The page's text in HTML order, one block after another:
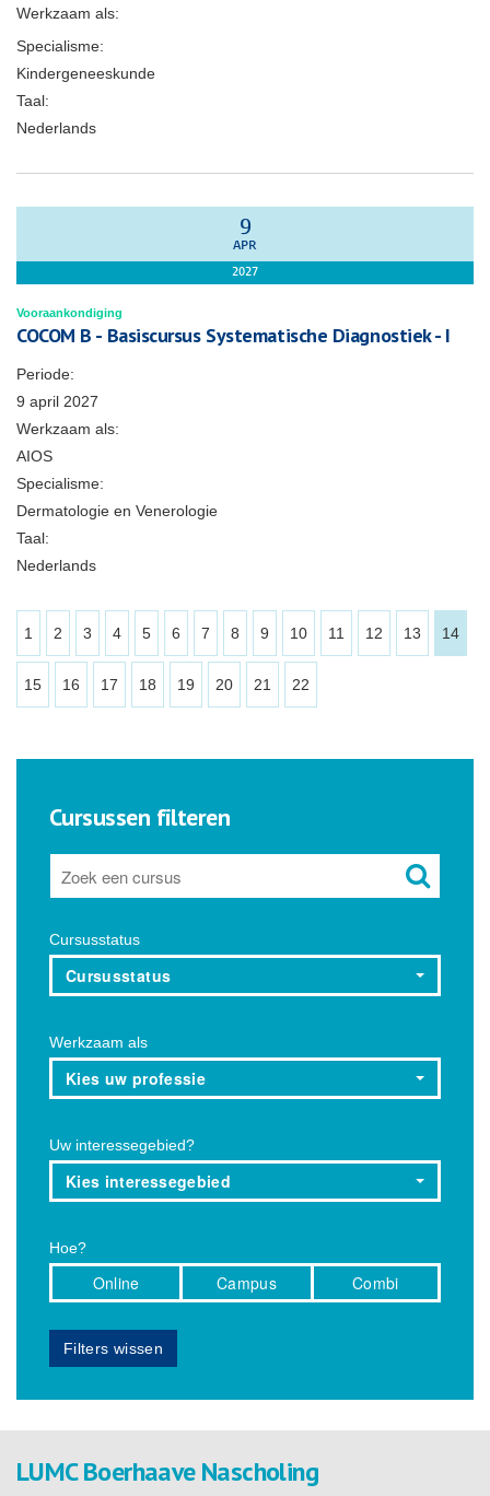
Werkzaam als:
Specialisme:
Kindergeneeskunde
Taal:
Nederlands
9
APR
2027
Vooraankondiging
COCOM B - Basiscursus Systematische Diagnostiek - I
Periode:
9 april 2027
Werkzaam als:
AIOS
Specialisme:
Dermatologie en Venerologie
Taal:
Nederlands
1 2 3 4 5 6 7 8 9 10 11 12 13 14
15 16 17 18 19 20 21 22
Cursussen filteren
Cursusstatus
Cursusstatus
Werkzaam als
Kies uw professie
Uw interessegebied?
Kies interessegebied
Hoe?
Online Campus Combi
Filters wissen
LUMC Boerhaave Nascholing